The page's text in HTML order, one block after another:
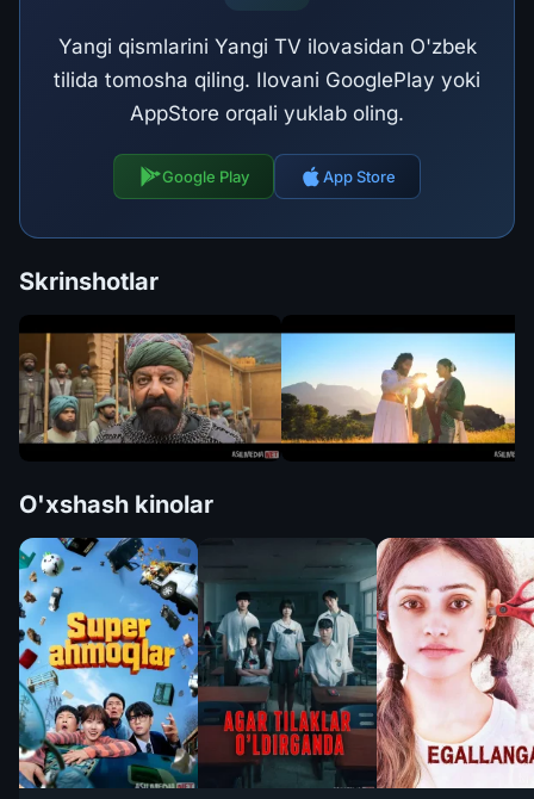
Yangi qismlarini Yangi TV ilovasidan O'zbek
tilida tomosha qiling. Ilovani GooglePlay yoki
AppStore orqali yuklab oling.
Google Play App Store
Skrinshotlar
O'xshash kinolar